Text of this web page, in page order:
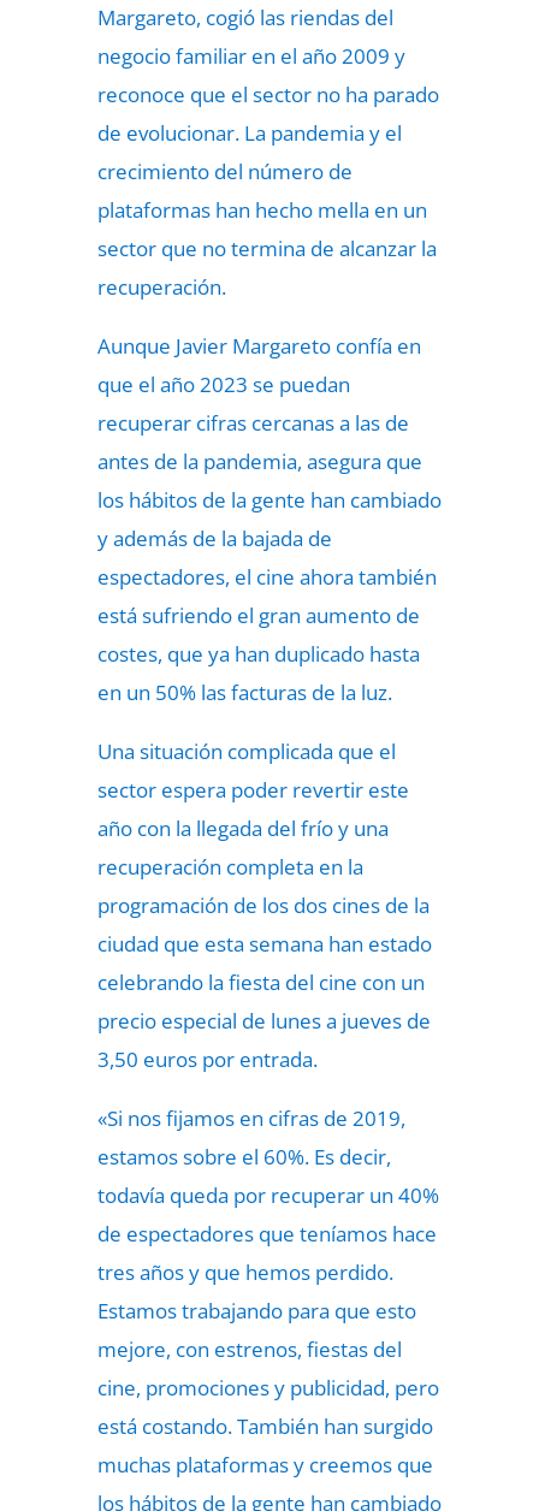
Margareto, cogió las riendas del
negocio familiar en el año 2009 y
reconoce que el sector no ha parado
de evolucionar. La pandemia y el
crecimiento del número de
plataformas han hecho mella en un
sector que no termina de alcanzar la
recuperación.
Aunque Javier Margareto confía en
que el año 2023 se puedan
recuperar cifras cercanas a las de
antes de la pandemia, asegura que
los hábitos de la gente han cambiado
y además de la bajada de
espectadores, el cine ahora también
está sufriendo el gran aumento de
costes, que ya han duplicado hasta
en un 50% las facturas de la luz.
Una situación complicada que el
sector espera poder revertir este
año con la llegada del frío y una
recuperación completa en la
programación de los dos cines de la
ciudad que esta semana han estado
celebrando la fiesta del cine con un
precio especial de lunes a jueves de
3,50 euros por entrada.
«Si nos fijamos en cifras de 2019,
estamos sobre el 60%. Es decir,
todavía queda por recuperar un 40%
de espectadores que teníamos hace
tres años y que hemos perdido.
Estamos trabajando para que esto
mejore, con estrenos, fiestas del
cine, promociones y publicidad, pero
está costando. También han surgido
muchas plataformas y creemos que
los hábitos de la gente han cambiado